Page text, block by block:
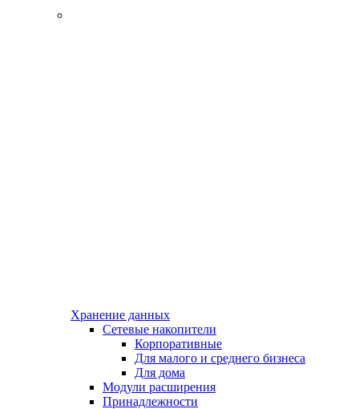
Хранение данных
Сетевые накопители
Корпоративные
Для малого и среднего бизнеса
Для дома
Модули расширения
Принадлежности